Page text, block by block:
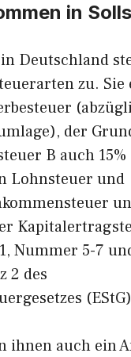
in
Deutschland
zu.
der
B auch 15%
Lohnsteuer und
Nummer 5-7
2 des
ihnen auch ein